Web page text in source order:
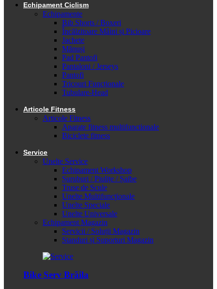
Echipament Ciclism
Echipamente
Bib Shorts / Boxeri
Încălzitoare Mâini și Picioare
Jachete
Mănuși
Pad Pantofi
Pantaloni / Jerseys
Pantofi
Tricouri Funcționale
Tubulare-Head
Articole Fitness
Articole Fitness
Aparate fitness multifunctionale
Biciclete fitness
Service
Unelte Service
Echipament Workshop
Șuruburi / Piulițe / Șaibe
Truse de Scule
Unelte Multifuncționale
Unelte Speciale
Unelte Universale
Echipament Magazin
Servicii / Soluții Magazin
Standuri și Suporturi Magazin
Bike Serv Brăila